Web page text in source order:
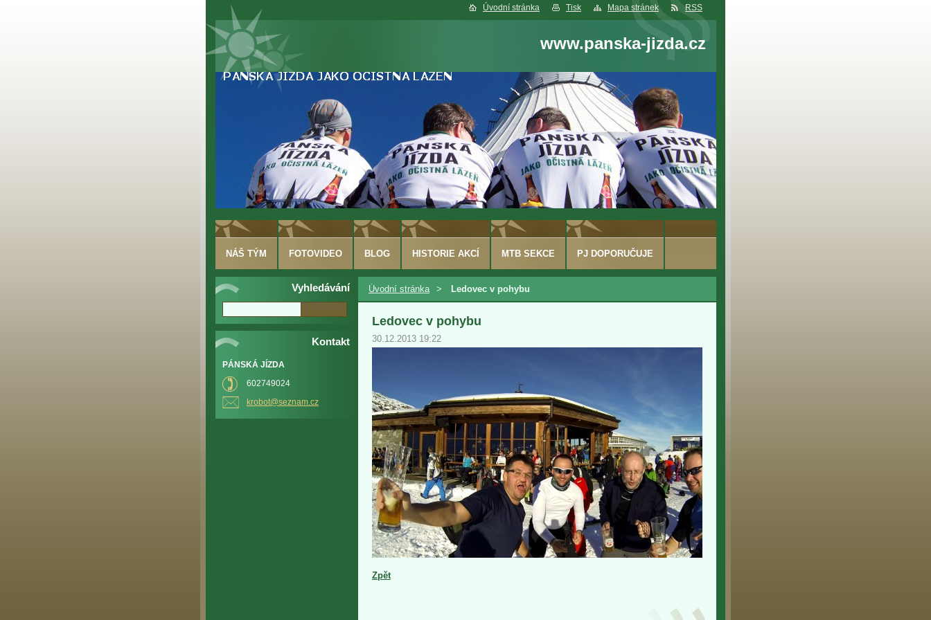
Úvodní stránka Tisk Mapa stránek RSS
www.panska-jizda.cz
Vyhledávání
Kontakt
PÁNSKÁ JÍZDA
602749024
krobot@seznam.cz
Úvodní stránka > Ledovec v pohybu
Ledovec v pohybu
30.12.2013 19:22
Zpět
NÁŠ TÝM FOTOVIDEO BLOG HISTORIE AKCÍ MTB SEKCE PJ DOPORUČUJE